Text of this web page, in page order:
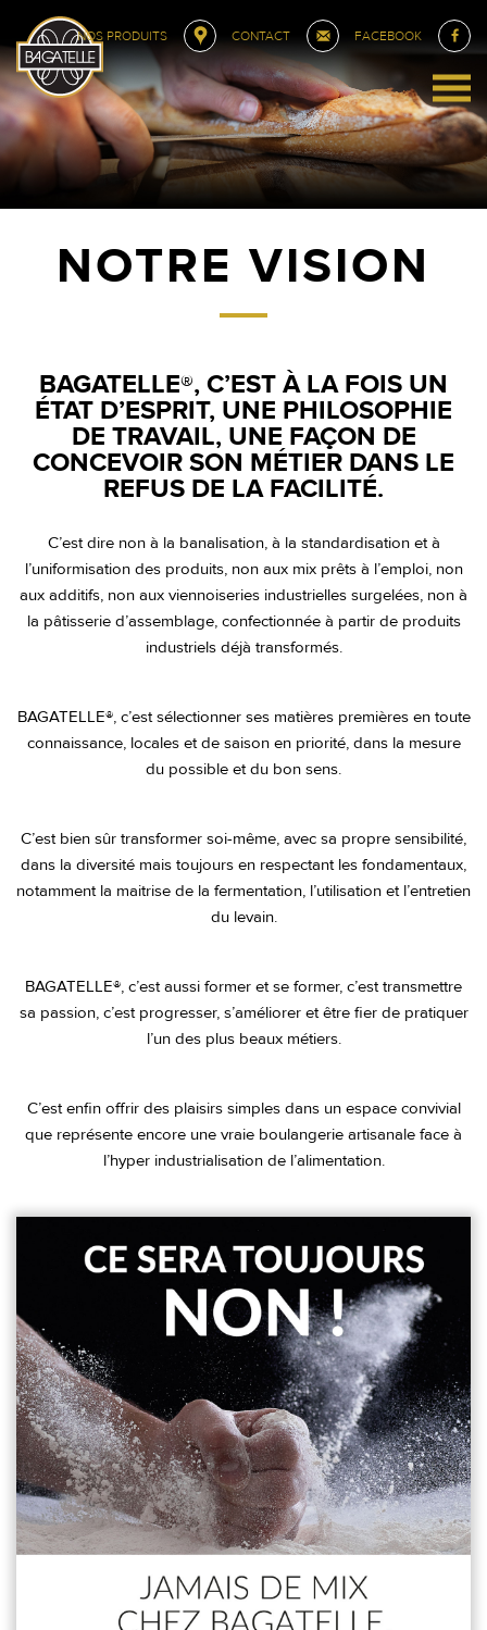
NOS PRODUITS CONTACT FACEBOOK
NOTRE VISION
BAGATELLE®, C’EST À LA FOIS UN
ÉTAT D’ESPRIT, UNE PHILOSOPHIE
DE TRAVAIL, UNE FAÇON DE
CONCEVOIR SON MÉTIER DANS LE
REFUS DE LA FACILITÉ.
C’est dire non à la banalisation, à la standardisation et à
l’uniformisation des produits, non aux mix prêts à l’emploi, non
aux additifs, non aux viennoiseries industrielles surgelées, non à
la pâtisserie d’assemblage, confectionnée à partir de produits
industriels déjà transformés.
BAGATELLE®, c’est sélectionner ses matières premières en toute
connaissance, locales et de saison en priorité, dans la mesure
du possible et du bon sens.
C’est bien sûr transformer soi-même, avec sa propre sensibilité,
dans la diversité mais toujours en respectant les fondamentaux,
notamment la maitrise de la fermentation, l’utilisation et l’entretien
du levain.
BAGATELLE®, c’est aussi former et se former, c’est transmettre
sa passion, c’est progresser, s’améliorer et être fier de pratiquer
l’un des plus beaux métiers.
C’est enfin offrir des plaisirs simples dans un espace convivial
que représente encore une vraie boulangerie artisanale face à
l’hyper industrialisation de l’alimentation.